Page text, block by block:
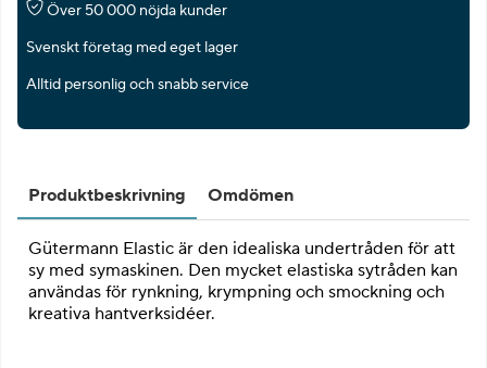
Över 50 000 nöjda kunder
Svenskt företag med eget lager
Alltid personlig och snabb service
Produktbeskrivning Omdömen
Gütermann Elastic är den idealiska undertråden för att
sy med symaskinen. Den mycket elastiska sytråden kan
användas för rynkning, krympning och smockning och
kreativa hantverksidéer.